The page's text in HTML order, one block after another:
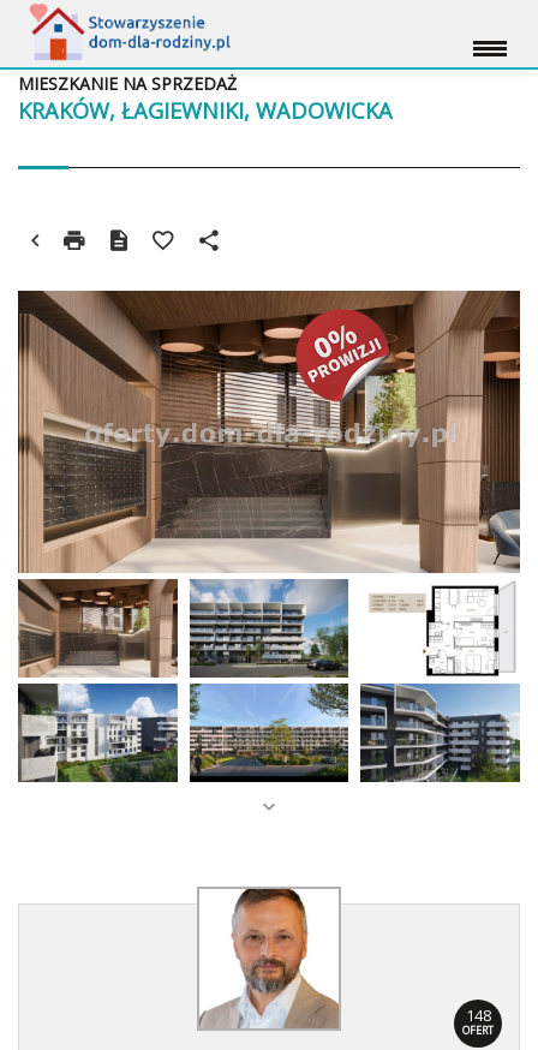
KRAKÓW, ŁAGIEWNIKI, WADOWICKA
MIESZKANIE NA SPRZEDAŻ
148
OFERT